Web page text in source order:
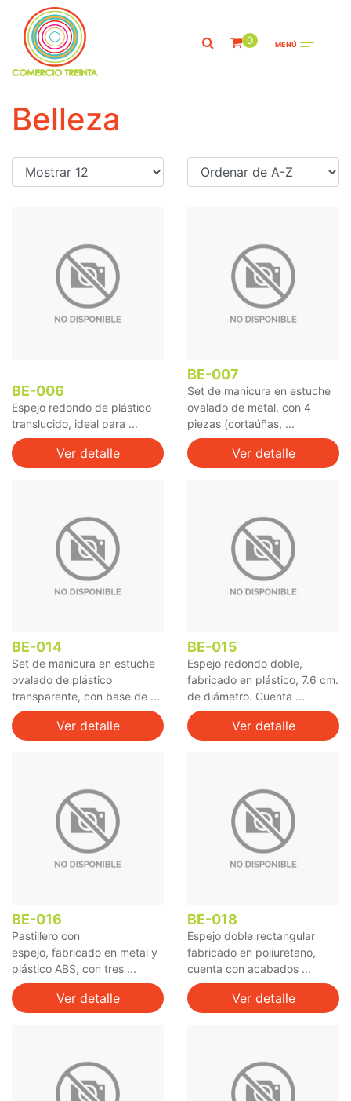
0 MENÚ
Belleza
BE-006
Espejo redondo de plástico
translucido, ideal para ...
Ver detalle
BE-007
Set de manicura en estuche
ovalado de metal, con 4
piezas (cortaúñas, ...
Ver detalle
BE-014
Set de manicura en estuche
ovalado de plástico
transparente, con base de ...
Ver detalle
BE-015
Espejo redondo doble,
fabricado en plástico, 7.6 cm.
de diámetro. Cuenta ...
Ver detalle
BE-016
Pastillero con
espejo, fabricado en metal y
plástico ABS, con tres ...
Ver detalle
BE-018
Espejo doble rectangular
fabricado en poliuretano,
cuenta con acabados ...
Ver detalle